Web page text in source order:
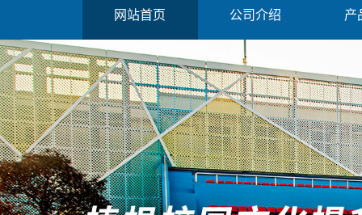
网站首页 公司介绍 产